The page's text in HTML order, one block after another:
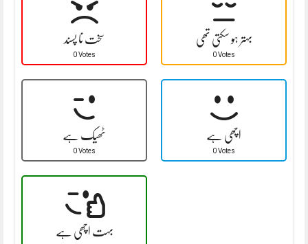
سخت نا پسند
0 Votes
بہتر ہو سکتی تھی
0 Votes
ٹھیک ہے
0 Votes
اچھی ہے
0 Votes
بہت اچھی ہے